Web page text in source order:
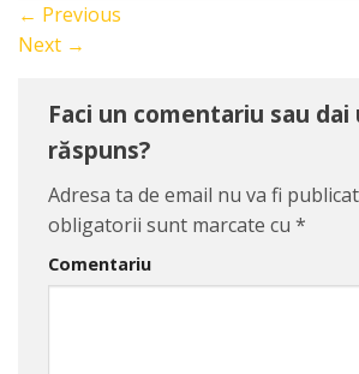
← Previous
Next →
Faci un comentariu sau dai
răspuns?
Adresa ta de email nu va fi
obligatorii sunt marcate cu *
Comentariu